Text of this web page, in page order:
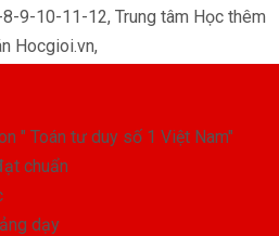
" Toán tư duy số 1 Việt Nam"
chuẩn
dạy